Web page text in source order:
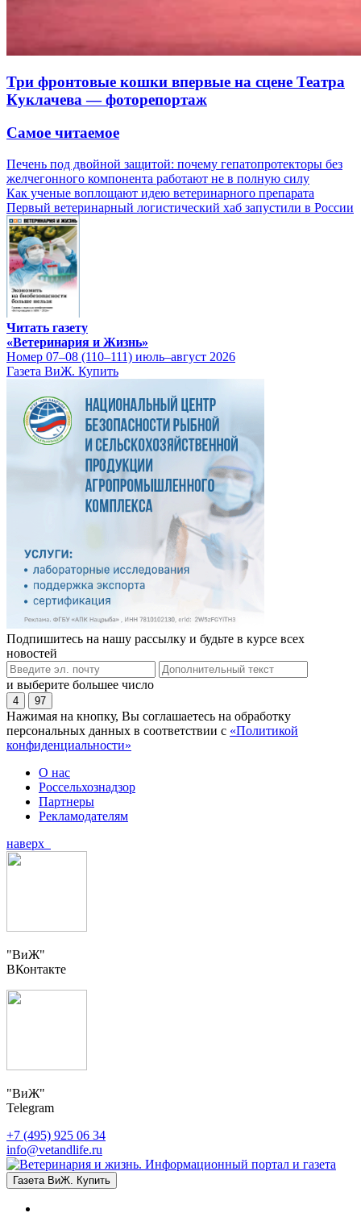
Три фронтовые кошки впервые на сцене Театра
Куклачева — фоторепортаж
Самое читаемое
Печень под двойной защитой: почему гепатопротекторы без
желчегонного компонента работают не в полную силу
Как ученые воплощают идею ветеринарного препарата
Первый ветеринарный логистический хаб запустили в России
Читать газету
«Ветеринария и Жизнь»
Номер 07–08 (110–111) июль–август 2026
Газета ВиЖ. Купить
Подпишитесь на нашу рассылку и будьте в курсе всех
новостей
и выберите большее число
4 97
Нажимая на кнопку, Вы соглашаетесь на обработку
персональных данных в соответствии с «Политикой
конфиденциальности»
О нас
Россельхознадзор
Партнеры
Рекламодателям
наверх
"ВиЖ"
ВКонтакте
"ВиЖ"
Telegram
+7 (495) 925 06 34
info@vetandlife.ru
Газета ВиЖ. Купить